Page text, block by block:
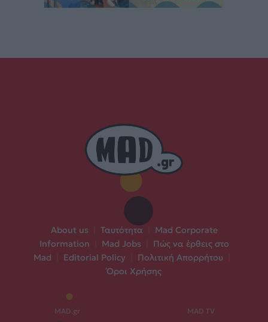
About us Ταυτότητα
Mad Corporate
Information
Mad Jobs
Πώς να έρθεις στο
Mad
Editorial Policy Πολιτική Απορρήτου
Όροι Χρήσης
MAD.gr MAD TV